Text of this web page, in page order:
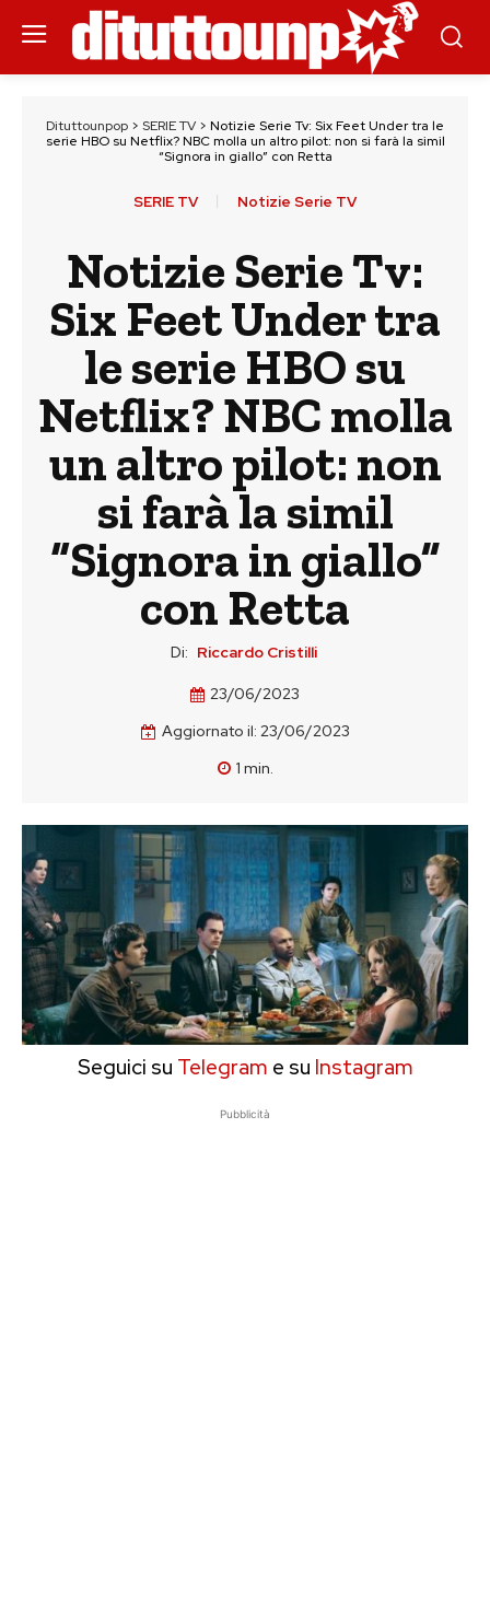
Dituttounpop > SERIE TV > Notizie Serie Tv: Six Feet Under tra le
serie HBO su Netflix? NBC molla un altro pilot: non si farà la simil
“Signora in giallo” con Retta
SERIE TV Notizie Serie TV
Notizie Serie Tv:
Six Feet Under tra
le serie HBO su
Netflix? NBC molla
un altro pilot: non
si farà la simil
“Signora in giallo”
con Retta
Di: Riccardo Cristilli
23/06/2023
Aggiornato il: 23/06/2023
1 min.
Seguici su Telegram e su Instagram
Pubblicità